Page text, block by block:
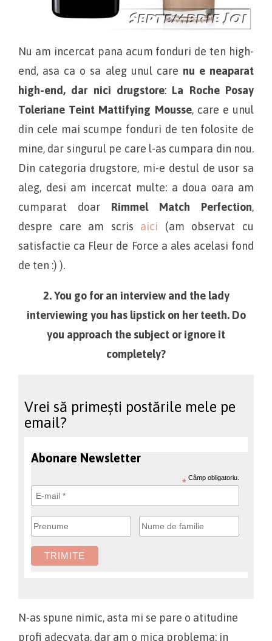
Nu am incercat pana acum fonduri de ten high-
end, asa ca o sa aleg unul care nu e neaparat
high-end, dar nici drugstore: La Roche Posay
Toleriane Teint Mattifying Mousse, care e unul
din cele mai scumpe fonduri de ten folosite de
mine, dar singurul pe care l-as cumpara din nou.
Din categoria drugstore, mi-e destul de usor sa
aleg, desi am incercat multe: a doua oara am
cumparat doar Rimmel Match Perfection,
despre care am scris aici (am observat cu
satisfactie ca Fleur de Force a ales acelasi fond
de ten :) ).
2. You go for an interview and the lady
interviewing you has lipstick on her teeth. Do
you approach the subject or ignore it
completely?
Vrei să primești postările mele pe
email?
Abonare Newsletter
* Câmp obligatoriu.
N-as spune nimic, asta mi se pare o atitudine
profi adecvata, dar am o mica problema: in